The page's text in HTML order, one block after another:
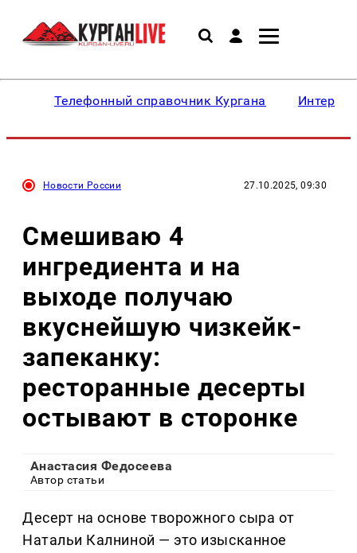
Телефонный справочник Кургана
Новости России 27.10.2025, 09:30
Смешиваю 4
ингредиента и на
выходе получаю
вкуснейшую чизкейк-
запеканку:
ресторанные десерты
остывают в сторонке
Анастасия Федосеева
Автор статьи
Десерт на основе творожного сыра от
Натальи Калниной — это изысканное